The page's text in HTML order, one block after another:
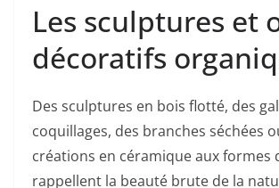
Les sculptures et
décoratifs
Des sculptures en bois flotté, des
coquillages, des branches séchées
créations en céramique aux formes
rappellent la beauté brute de la